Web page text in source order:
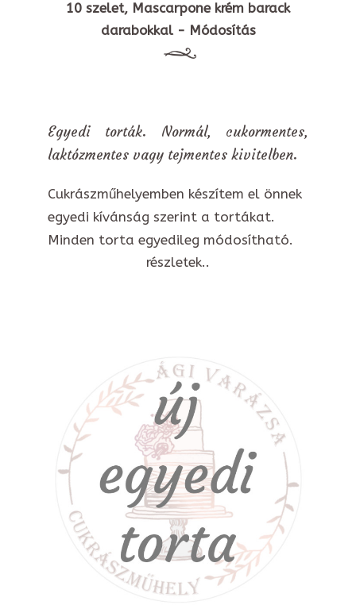
10 szelet, Mascarpone krém barack
darabokkal - Módosítás
Egyedi torták. Normál, cukormentes,
laktózmentes vagy tejmentes kivitelben.
Cukrászműhelyemben készítem el önnek
egyedi kívánság szerint a tortákat.
Minden torta egyedileg módosítható.
részletek..